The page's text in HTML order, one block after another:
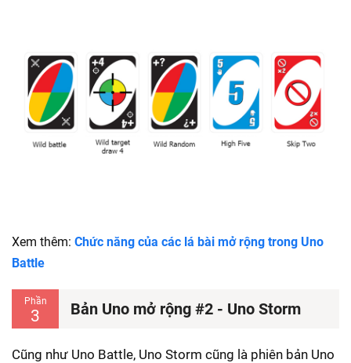
Xem thêm: Chức năng của các lá bài mở rộng trong Uno
Battle
Phần
3 Bản Uno mở rộng #2 - Uno Storm
Cũng như Uno Battle, Uno Storm cũng là phiên bản Uno